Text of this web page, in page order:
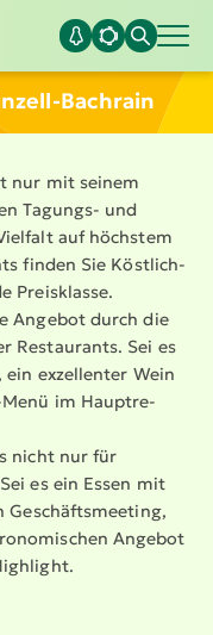
Bachrain
nur mit seinem
Tagungs- und
auf höchstem
finden Sie Köstlich­
Preisklasse.
Angebot durch die
Restaurants. Sei es
ein exzellenter Wein
Menü im Haupt­re­
nicht nur für
es ein Essen mit
Geschäfts­meeting,
Angebot